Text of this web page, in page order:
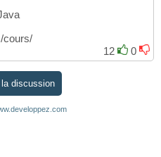
cours/
12
0
la discussion